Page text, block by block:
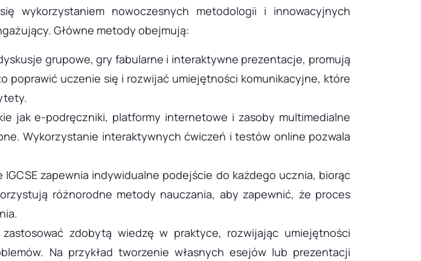
wykorzystaniem nowoczesnych metodologii i innowacyjnych
Główne metody obejmują:
grupowe, gry fabularne i interaktywne prezentacje, promują
poprawić uczenie się i rozwijać umiejętności komunikacyjne, które
jak e-podręczniki, platformy internetowe i zasoby multimedialne
Wykorzystanie interaktywnych ćwiczeń i testów online pozwala
zapewnia indywidualne podejście do każdego ucznia, biorąc
różnorodne metody nauczania, aby zapewnić, że proces
zdobytą wiedzę w praktyce, rozwijając umiejętności
Na przykład tworzenie własnych esejów lub prezentacji